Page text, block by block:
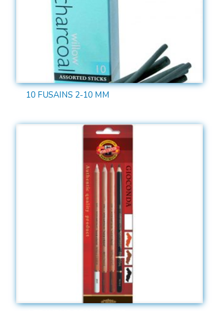
10 FUSAINS 2-10 MM